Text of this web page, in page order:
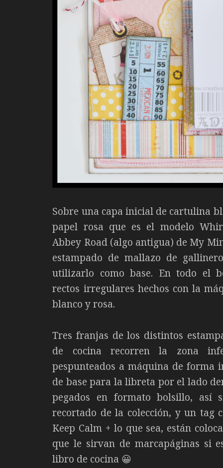
Sobre una capa inicial de cartulina
papel rosa que es el modelo
Abbey Road (algo antigua) de My
estampado de mallazo de
utilizarlo como base. En todo el
rectos irregulares hechos con la
blanco y rosa.
Tres franjas de los distintos
de cocina recorren la zona
pespunteados a máquina de forma
de base para la libreta por el lado
pegados en formato bolsillo, así
recortado de la colección, y un tag
Keep Calm + lo que sea, están
que le sirvan de marcapáginas si
libro de cocina 😀